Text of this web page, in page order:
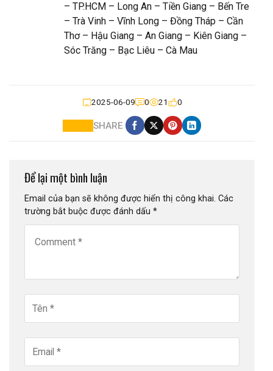
– TP.HCM – Long An – Tiền Giang – Bến Tre
– Trà Vinh – Vĩnh Long – Đồng Tháp – Cần
Thơ – Hậu Giang – An Giang – Kiên Giang –
Sóc Trăng – Bạc Liêu – Cà Mau
2025-06-09 0 21 0
SHARE
Để lại một bình luận
Email của bạn sẽ không được hiển thị công khai. Các
trường bắt buộc được đánh dấu *